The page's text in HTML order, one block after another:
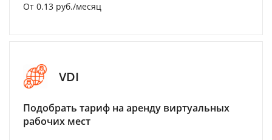
От 0.13 руб./месяц
VDI
Подобрать тариф на аренду виртуальных
рабочих мест